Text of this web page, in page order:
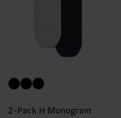
2-Pack H Monogram